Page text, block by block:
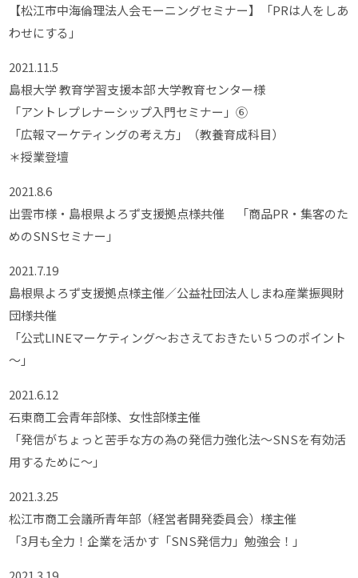
【松江市中海倫理法人会モーニングセミナー】「PRは人をしあ
わせにする」
2021.11.5
島根大学 教育学習支援本部 大学教育センター様
「アントレプレナーシップ入門セミナー」⑥
「広報マーケティングの考え方」（教養育成科目）
＊授業登壇
2021.8.6
出雲市様・島根県よろず支援拠点様共催 「商品PR・集客のた
めのSNSセミナー」
2021.7.19
島根県よろず支援拠点様主催／公益社団法人しまね産業振興財
団様共催
「公式LINEマーケティング～おさえておきたい５つのポイント
～」
2021.6.12
石東商工会青年部様、女性部様主催
「発信がちょっと苦手な方の為の発信力強化法～SNSを有効活
用するために～」
2021.3.25
松江市商工会議所青年部（経営者開発委員会）様主催
「3月も全力！企業を活かす「SNS発信力」勉強会！」